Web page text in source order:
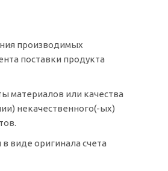
производимых
поставки продукта
материалов или качества
некачественного(-ых)
виде оригинала счета